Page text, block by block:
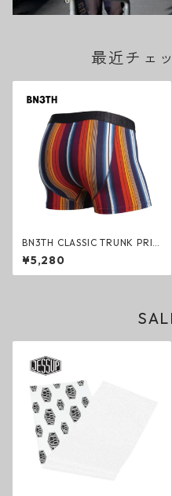
最近チェ
BN3TH CLASSIC TRUNK PRIN
T WESTERN STRIPE-DARK N
AVY ボクサーパンツ トランク
ス ストライプ ベニス スポーツ
¥5,280